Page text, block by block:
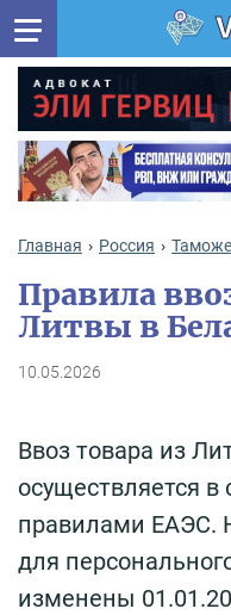
Главная Россия
Правила
Литвы в
10.05.2026
Ввоз товара из
осуществляется в
правилами ЕАЭС.
для
изменены